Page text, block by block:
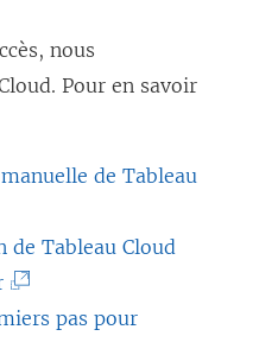
nous
. Pour en savoir
de Tableau
de Tableau Cloud
(
L
pas pour